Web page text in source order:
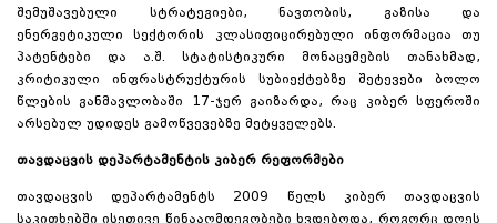
შემუშავებული სტრატეგიები, ნავთობის, გაზისა და
ენერგეტიკული სექტორის კლასიფიცირებული ინფორმაცია თუ
პატენტები და ა.შ. სტატისტიკური მონაცემების თანახმად,
კრიტიკული ინფრასტრუქტურის სუბიექტებზე შეტევები ბოლო
წლების განმავლობაში 17-ჯერ გაიზარდა, რაც კიბერ სფეროში
არსებულ უდიდეს გამოწვევებზე მეტყველებს.
თავდაცვის დეპარტამენტის კიბერ რეფორმები
თავდაცვის დეპარტამენტს 2009 წელს კიბერ თავდაცვის
საკითხებში ისეთივე წინააღმდეგობები ხვდებოდა, როგორც დღეს